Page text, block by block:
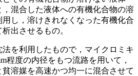
，混合した液体への有機化合物の溶
し，溶けきれなくなった有機化合
出させるもの。
を利用したもので，マイクロミキ
程度の内径をもつ流路を用いて，
溶媒を高速かつ均一に混合させて